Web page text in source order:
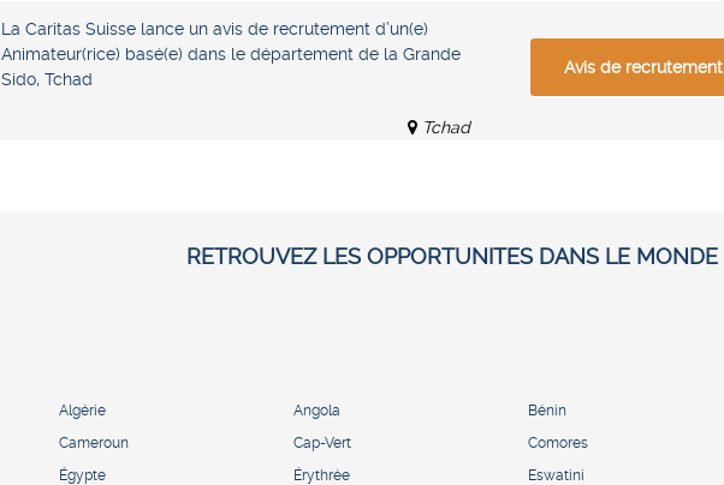
La Caritas Suisse lance un avis de recrutement d’un(e)
Animateur(rice) basé(e) dans le département de la Grande
Sido, Tchad
Tchad
Avis de recrutement
RETROUVEZ LES OPPORTUNITES DANS LE MONDE
Algérie Angola Bénin
Cameroun Cap-Vert Comores
Égypte Érythrée Eswatini